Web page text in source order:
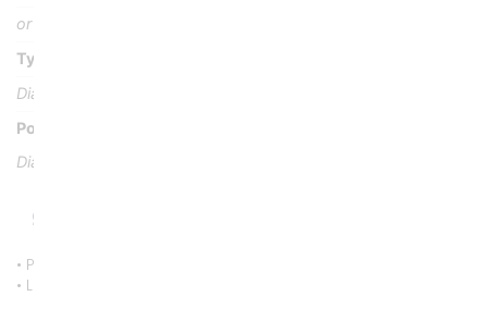
or blanc 18k
Type Pierre
Diamants, spinelle
Poids Pierre
Diamants: 48 diamants pour 0, 36 carat; spinelle: 1.23 carat
• Paiement par CB entièrement sécurisé.
• Livraison gratuite.